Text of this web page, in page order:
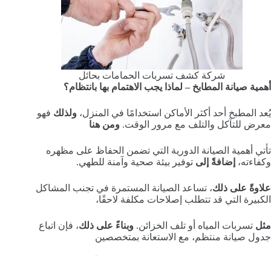
شركة كشف تسربات الحمامات بحائل
أهمية صيانة المطابخ – لماذا يجب الاهتمام بها بانتظام؟
يُعد المطبخ أحد أكثر الأماكن استخدامًا في المنزل، ولذلك فهو
معرض للتآكل والتلف مع مرور الوقت. ومن هنا
تأتي أهمية الصيانة الدورية التي تضمن الحفاظ على مظهره
وكفاءته، إضافةً إلى توفير بيئة صحية وآمنة للطهي.
علاوةً على ذلك، تساعد الصيانة المستمرة في تجنب المشاكل
الكبيرة التي قد تتطلب إصلاحات مكلفة لاحقًا،
مثل تسربات المياه أو تلف الخزائن. وبناءً على ذلك، فإن اتباع
جدول صيانة منتظم، مع الاستعانة بمتخصصين